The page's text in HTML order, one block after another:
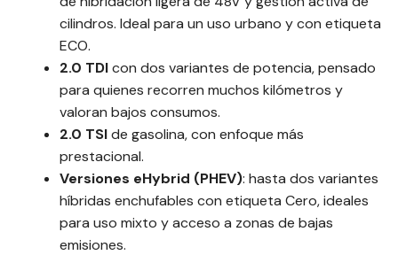
cilindros. Ideal para un uso urbano y con etiqueta
ECO.
2.0 TDIcon dos variantes de potencia, pensado
para quienes recorren muchos kilómetros y
valoran bajos consumos.
2.0 TSIde gasolina, con enfoque más
prestacional.
Versiones eHybrid (PHEV): hasta dos variantes
híbridas enchufables con etiqueta Cero, ideales
para uso mixto y acceso a zonas de bajas
emisiones.